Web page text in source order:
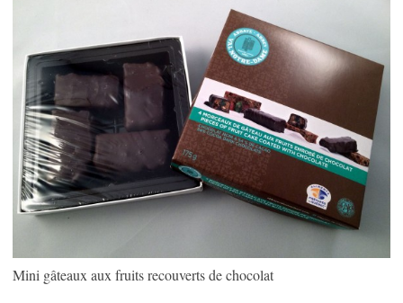
Mini gâteaux aux fruits recouverts de chocolat